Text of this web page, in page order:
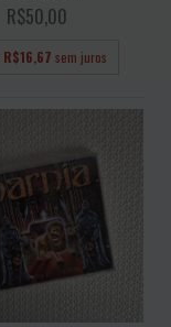
R$50,00
R$16,67 sem juros